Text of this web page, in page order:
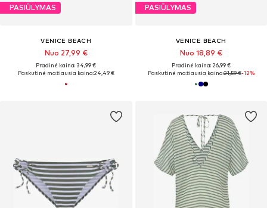
PASIŪLYMAS
VENICE BEACH
Nuo 27,99 €
Pradinė kaina: 34,99 €
Paskutinė mažiausia kaina:24,49 €
PASIŪLYMAS
VENICE BEACH
Nuo 18,89 €
Pradinė kaina: 26,99 €
Paskutinė mažiausia kaina:21,59 €-12%